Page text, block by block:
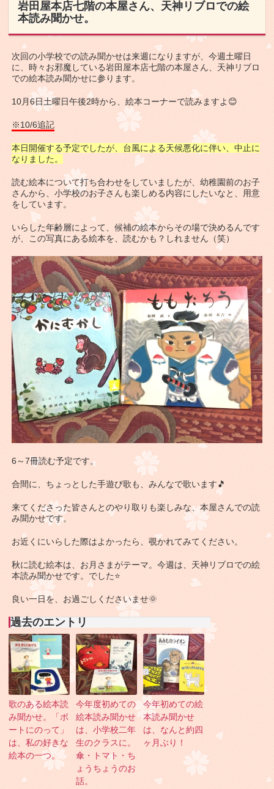
岩田屋本店七階の本屋さん、天神リブロでの絵
本読み聞かせ。
次回の小学校での読み聞かせは来週になりますが、今週土曜日
に、時々お邪魔している岩田屋本店七階の本屋さん、天神リブロ
での絵本読み聞かせに参ります。
10月6日土曜日午後2時から、絵本コーナーで読みますよ😊
※10/6追記
本日開催する予定でしたが、台風による天候悪化に伴い、中止に
なりました。
読む絵本について打ち合わせをしていましたが、幼稚園前のお子
さんから、小学校のお子さんも楽しめる内容にしたいなと、用意
をしています。
いらした年齢層によって、候補の絵本からその場で決めるんです
が、この写真にある絵本を、読むかも？しれません（笑）
6～7冊読む予定です。
合間に、ちょっとした手遊び歌も、みんなで歌います🎵
来てくださった皆さんとのやり取りも楽しみな、本屋さんでの読
み聞かせです。
お近くにいらした際はよかったら、覗かれてみてください。
秋に読む絵本は、お月さまがテーマ。今週は、天神リブロでの絵
本読み聞かせです。でした⭐
良い一日を、お過ごしくださいませ🌞
過去のエントリ
歌のある絵本読
み聞かせ。「ボ
ートにのって」
は、私の好きな
絵本の一つ。
今年度初めての
絵本読み聞かせ
は、小学校二年
生のクラスに。
傘・トマト・ち
ょうちょうのお
話。
今年初めての絵
本読み聞かせ
は、なんと約四
ヶ月ぶり！